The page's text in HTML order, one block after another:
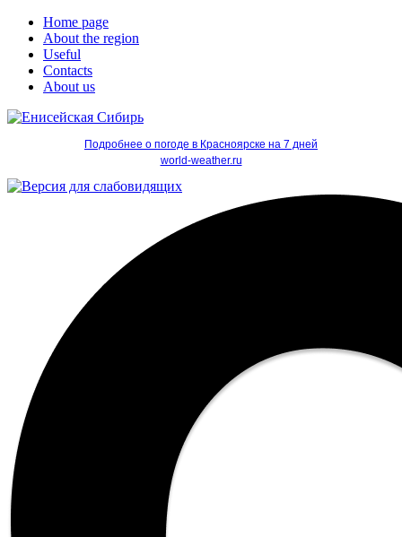
Home page
About the region
Useful
Contacts
About us
Подробнее о погоде в Красноярске на 7 дней
world-weather.ru